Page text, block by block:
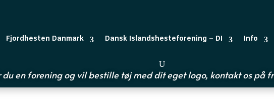
Fjordhesten Danmark Dansk Islandshesteforening – DI Info
du en forening og vil bestille tøj med dit eget logo, kontakt os på